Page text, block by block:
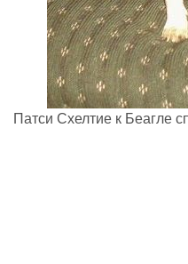
Патси Схелтие к Беагле